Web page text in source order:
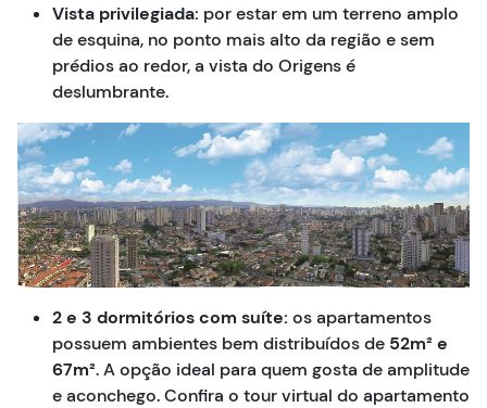
Vista privilegiada: por estar em um terreno amplo
de esquina, no ponto mais alto da região e sem
prédios ao redor, a vista do Origens é
deslumbrante.
2 e 3 dormitórios com suíte: os apartamentos
possuem ambientes bem distribuídos de 52m² e
67m². A opção ideal para quem gosta de amplitude
e aconchego. Confira o tour virtual do apartamento